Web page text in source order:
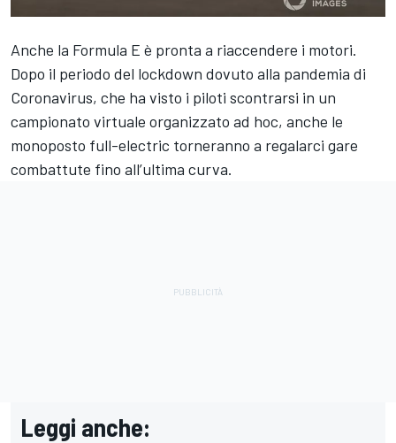
Anche la Formula E è pronta a riaccendere i motori.
Dopo il periodo del lockdown dovuto alla pandemia di
Coronavirus, che ha visto i piloti scontrarsi in un
campionato virtuale organizzato ad hoc, anche le
monoposto full-electric torneranno a regalarci gare
combattute fino all’ultima curva.
Leggi anche: